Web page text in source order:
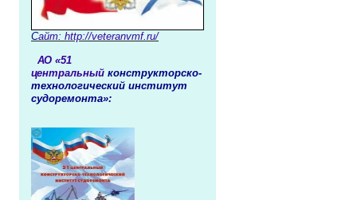
Сайт: http://veteranvmf.ru/
АО «51
центральный конструкторско-
технологический институт
судоремонта»: